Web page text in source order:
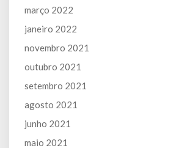
março 2022
janeiro 2022
novembro 2021
outubro 2021
setembro 2021
agosto 2021
junho 2021
maio 2021